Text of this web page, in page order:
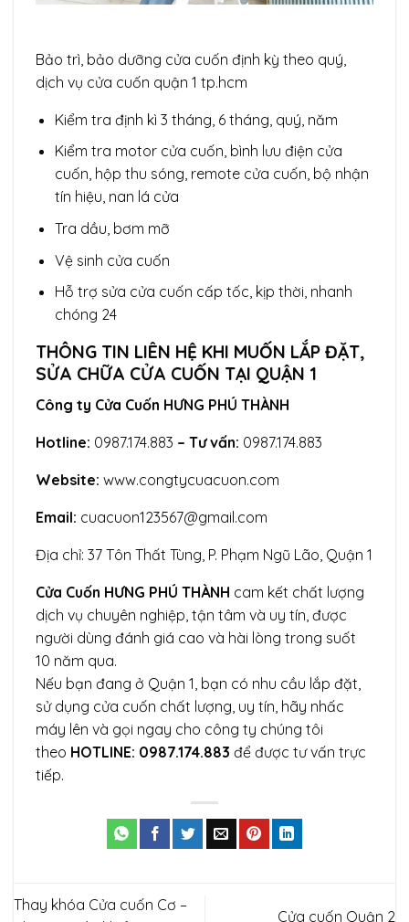
Bảo trì, bảo dưỡng cửa cuốn định kỳ theo quý,
dịch vụ cửa cuốn quận 1 tp.hcm
Kiểm tra định kì 3 tháng, 6 tháng, quý, năm
Kiểm tra motor cửa cuốn, bình lưu điện cửa
cuốn, hộp thu sóng, remote cửa cuốn, bộ nhận
tín hiệu, nan lá cửa
Tra dầu, bơm mỡ
Vệ sinh cửa cuốn
Hỗ trợ sửa cửa cuốn cấp tốc, kịp thời, nhanh
chóng 24
THÔNG TIN LIÊN HỆ KHI MUỐN LẮP ĐẶT,
SỬA CHỮA CỬA CUỐN TẠI QUẬN 1
Công ty Cửa Cuốn HƯNG PHÚ THÀNH
Hotline: 0987.174.883 – Tư vấn: 0987.174.883
Website: www.congtycuacuon.com
Email: cuacuon123567@gmail.com
Địa chỉ: 37 Tôn Thất Tùng, P. Phạm Ngũ Lão, Quận 1
Cửa Cuốn HƯNG PHÚ THÀNH cam kết chất lượng
dịch vụ chuyên nghiệp, tận tâm và uy tín, được
người dùng đánh giá cao và hài lòng trong suốt
10 năm qua.
Nếu bạn đang ở Quận 1, bạn có nhu cầu lắp đặt,
sử dụng cửa cuốn chất lượng, uy tín, hãy nhấc
máy lên và gọi ngay cho công ty chúng tôi
theo HOTLINE: 0987.174.883 để được tư vấn trực
tiếp.
Thay khóa Cửa cuốn Cơ –
Cửa cuốn Quận 2